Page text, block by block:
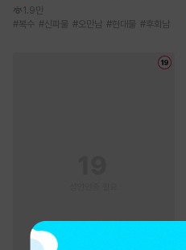
1.9만
#복수 #신파물 #오만남 #현대물 #후회남